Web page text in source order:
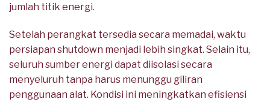
jumlah titik energi.
Setelah perangkat tersedia secara memadai, waktu
persiapan shutdown menjadi lebih singkat. Selain itu,
seluruh sumber energi dapat diisolasi secara
menyeluruh tanpa harus menunggu giliran
penggunaan alat. Kondisi ini meningkatkan efisiensi